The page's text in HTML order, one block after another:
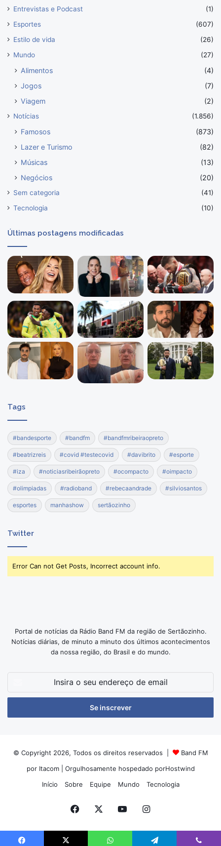
Entrevistas e Podcast
(1)
Esportes
(607)
Estilo de vida
(26)
Mundo
(27)
Alimentos
(4)
Jogos
(7)
Viagem
(2)
Notícias (1.856)
Famosos
(873)
Lazer e Turismo
(82)
Músicas
(13)
Negócios
(20)
Sem categoria
(41)
Tecnologia
(10)
Últimas postagens modificadas
Tags
#bandesporte #bandfm #bandfmribeiraopreto
#beatrizreis #covid #testecovid #davibrito #esporte
#iza #noticiasribeirãopreto #ocompacto #oimpacto
#olimpiadas #radioband #rebecaandrade #silviosantos
esportes manhashow sertãozinho
Twitter
Error Can not Get Posts, Incorrect account info.
Portal de notícias da Rádio Band FM da região de Sertãozinho.
Notícias diárias, de minuto a minuto dos últimos acontecimentos
da nossa região, do Brasil e do mundo.
Insira
seu
de
© Copyright 2026, Todos os direitos reservados |
Band FM
por Itacom| Orgulhosamente hospedado porHostwind
Início
Sobre Equipe Mundo Tecnologia
Facebook YouTubeInstagram